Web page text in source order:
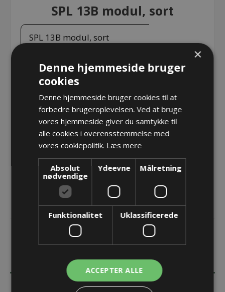
SPL 13B modul, sort
SPL 13B modul, sort
Detas SpA
Opret konto for at se priser
KØB
BESKRIVELSE
SPECIFIKATIONER
×
Denne hjemmeside bruger
cookies
Denne hjemmeside bruger cookies til at
forbedre brugeroplevelsen. Ved at bruge
vores hjemmeside giver du samtykke til
alle cookies i overensstemmelse med
vores cookiepolitik. Læs mere
Absolut
nødvendige
Ydeevne Målretning
Funktionalitet Uklassificerede
ACCEPTER ALLE